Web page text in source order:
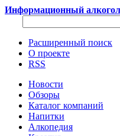
Информационный
Расширенный поиск
О проекте
RSS
Новости
Обзоры
Каталог компаний
Напитки
Алкопедия